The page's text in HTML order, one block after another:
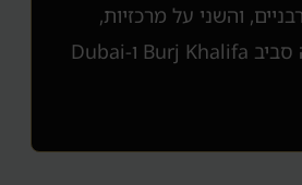
והשני על מרכזיות,
אייקוניות ויוקרה סביב Burj Khalifa ו-Dubai